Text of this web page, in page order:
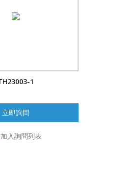
1
立即詢問
加入詢問列表